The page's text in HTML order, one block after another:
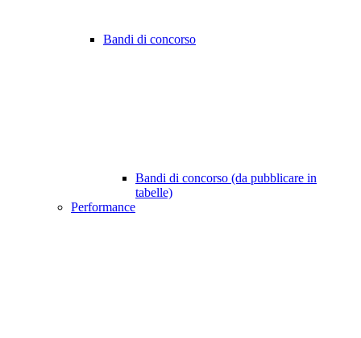
Bandi di concorso
Bandi di concorso (da pubblicare in
tabelle)
Performance